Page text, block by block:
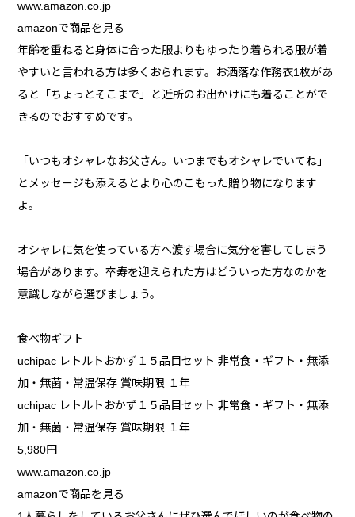
www.amazon.co.jp
amazonで商品を見る
年齢を重ねると身体に合った服よりもゆったり着られる服が着
やすいと言われる方は多くおられます。お洒落な作務衣1枚があ
ると「ちょっとそこまで」と近所のお出かけにも着ることがで
きるのでおすすめです。
「いつもオシャレなお父さん。いつまでもオシャレでいてね」
とメッセージも添えるとより心のこもった贈り物になります
よ。
オシャレに気を使っている方へ渡す場合に気分を害してしまう
場合があります。卒寿を迎えられた方はどういった方なのかを
意識しながら選びましょう。
食べ物ギフト
uchipac レトルトおかず１５品目セット 非常食・ギフト・無添
加・無菌・常温保存 賞味期限 １年
uchipac レトルトおかず１５品目セット 非常食・ギフト・無添
加・無菌・常温保存 賞味期限 １年
5,980円
www.amazon.co.jp
amazonで商品を見る